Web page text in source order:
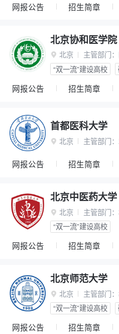
网报公告 招生简章
北京协和医学院
 北京 主管部门：
“双一流”建设高校
网报公告 招生简章
首都医科大学
 北京 主管部门：
网报公告 招生简章
北京中医药大学
 北京 主管部门：
“双一流”建设高校
网报公告 招生简章
北京师范大学
 北京 主管部门：
“双一流”建设高校
网报公告 招生简章